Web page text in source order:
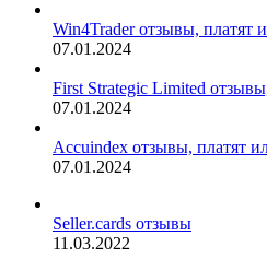
Win4Trader отзывы, платят
07.01.2024
First Strategic Limited
07.01.2024
Accuindex отзывы, платят
07.01.2024
Seller.cards отзывы
11.03.2022